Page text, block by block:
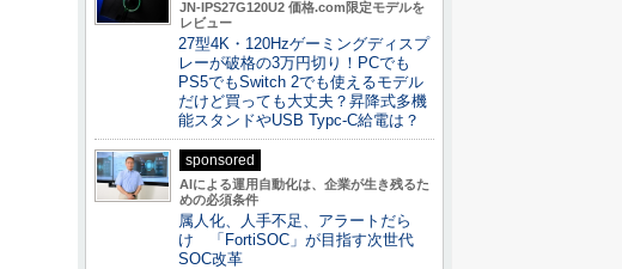
JN-IPS27G120U2 価格.com限定モデルを
レビュー
27型4K・120Hzゲーミングディスプ
レーが破格の3万円切り！PCでも
PS5でもSwitch 2でも使えるモデル
だけど買っても大丈夫？昇降式多機
能スタンドやUSB Typc-C給電は？
sponsored
AIによる運用自動化は、企業が生き残るた
めの必須条件
属人化、人手不足、アラートだら
け 「FortiSOC」が目指す次世代
SOC改革